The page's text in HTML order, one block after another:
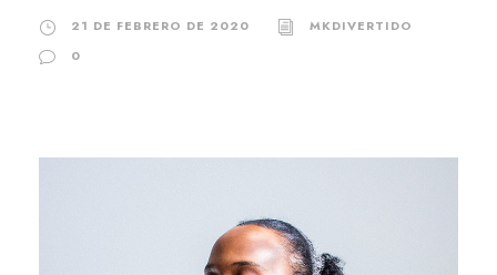
21 DE FEBRERO DE 2020
MKDIVERTIDO
0